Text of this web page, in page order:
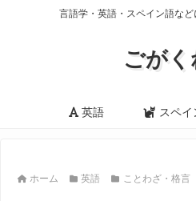
言語学・英語・スペイン語な
ごがく
英語 スペイ
ホーム 英語 ことわざ・格言